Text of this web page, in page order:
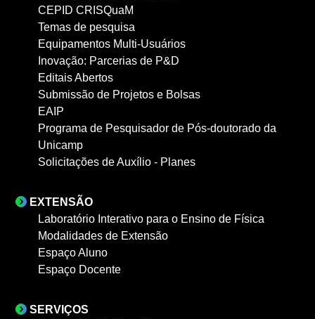
CEPID CRISQuaM
Temas de pesquisa
Equipamentos Multi-Usuários
Inovação: Parcerias de P&D
Editais Abertos
Submissão de Projetos e Bolsas
EAIP
Programa de Pesquisador de Pós-doutorado da
Unicamp
Solicitações de Auxílio - Planes
EXTENSÃO
Laboratório Interativo para o Ensino de Física
Modalidades de Extensão
Espaço Aluno
Espaço Docente
SERVIÇOS